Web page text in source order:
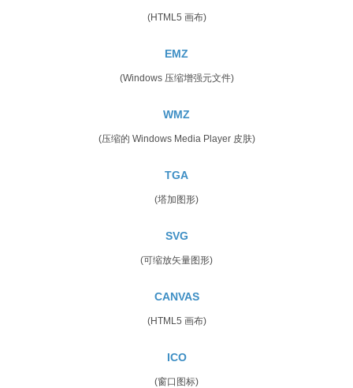
(HTML5 画布)
EMZ
(Windows 压缩增强元文件)
WMZ
(压缩的 Windows Media Player 皮肤)
TGA
(塔加图形)
SVG
(可缩放矢量图形)
CANVAS
(HTML5 画布)
ICO
(窗口图标)